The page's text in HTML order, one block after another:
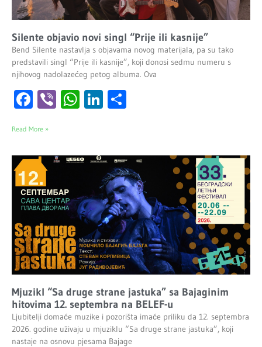
Silente objavio novi singl “Prije ili kasnije”
Bend Silente nastavlja s objavama novog materijala, pa su tako
predstavili singl “Prije ili kasnije”, koji donosi sedmu numeru s
njihovog nadolazećeg petog albuma. Ova
Facebook
ViberWhatsApp
LinkedIn
Read More »
Mjuzikl “Sa druge strane jastuka” sa Bajaginim
hitovima 12. septembra na BELEF-u
Ljubitelji domaće muzike i pozorišta imaće priliku da 12. septembra
2026. godine uživaju u mjuziklu “Sa druge strane jastuka”, koji
nastaje na osnovu pjesama Bajage